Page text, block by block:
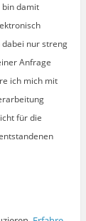
bin damit
nur streng
Anfrage
ich mich mit
für die